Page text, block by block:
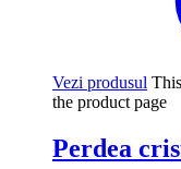
Vezi produsul
the product page
Perdea